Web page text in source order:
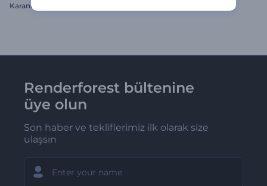
Karanlık Parıltılı İntro
Renderforest bültenine
üye olun
Son haber ve tekliflerimiz ilk olarak size
ulaşsın